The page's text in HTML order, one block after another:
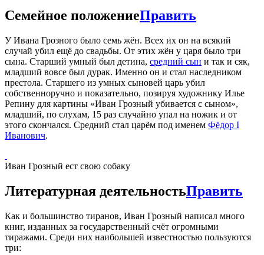
Семейное положениеПравить
У Ивана Грозного было семь жён. Всех их он на всякий
случай убил ещё до свадьбы. От этих жён у царя было три
сына. Старший умный был детина, средний сын и так и сяк,
младший вовсе был дурак. Именно он и стал наследником
престола. Старшего из умных сыновей царь убил
собственноручно и показательно, позируя художнику Илье
Репину для картины «Иван Грозный убивается с сыном»,
младший, по слухам, 15 раз случайно упал на ножик и от
этого скончался. Средний стал царём под именем Фёдор I
Иванович.
Иван Грозный ест свою собаку
Литературная деятельностьПравить
Как и большинство тиранов, Иван Грозный написал много
книг, изданных за государственный счёт огромными
тиражами. Среди них наибольшей известностью пользуются
три: